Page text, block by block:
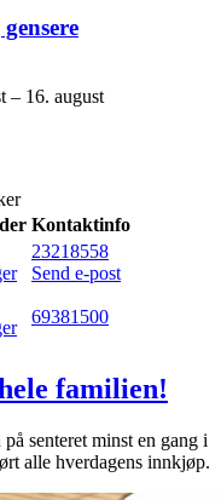
– 16. august
Kontaktinfo
23218558
Send e-post
69381500
familien!
senteret minst en gang i
alle hverdagens innkjøp.